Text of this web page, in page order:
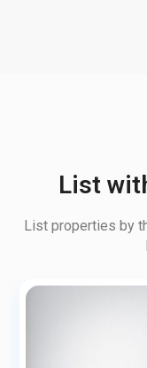
List
List properties by